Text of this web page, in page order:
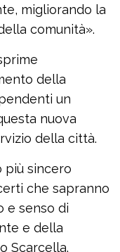
migliorando la
comunità».
della
un
nuova
della città.
più sincero
che sapranno
e senso di
e della
Scarcella.